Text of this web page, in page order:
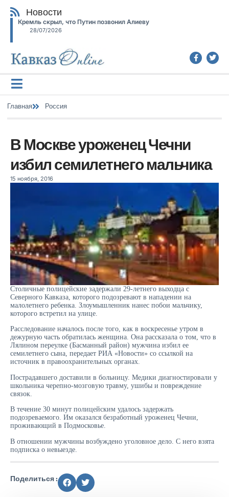
Новости
Кремль скрыл, что Путин позвонил Алиеву
28/07/2026
Главная Россия
В Москве уроженец Чечни
избил семилетнего мальчика
15 ноября, 2016
Столичные полицейские задержали 29-летнего выходца с
Северного Кавказа, которого подозревают в нападении на
малолетнего ребенка. Злоумышленник нанес побои мальчику,
которого встретил на улице.
Расследование началось после того, как в воскресенье утром в
дежурную часть обратилась женщина. Она рассказала о том, что в
Лялином переулке (Басманный район) мужчина избил ее
семилетнего сына, передает РИА «Новости» со ссылкой на
источник в правоохранительных органах.
Пострадавшего доставили в больницу. Медики диагностировали у
школьника черепно-мозговую травму, ушибы и повреждение
связок.
В течение 30 минут полицейским удалось задержать
подозреваемого. Им оказался безработный уроженец Чечни,
проживающий в Подмосковье.
В отношении мужчины возбуждено уголовное дело. С него взята
подписка о невыезде.
Поделиться :